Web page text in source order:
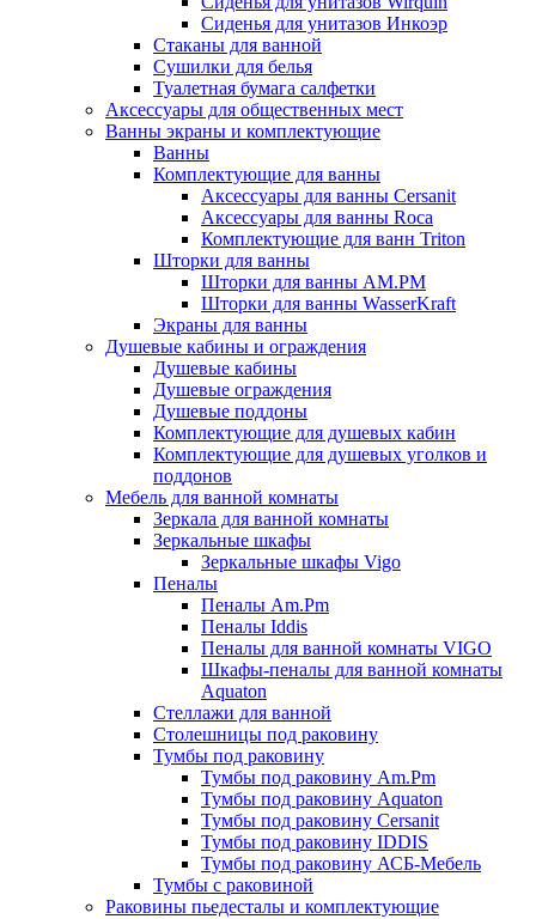
Сиденья для унитазов Инкоэр
Стаканы для ванной
Сушилки для белья
Туалетная бумага салфетки
Аксессуары для общественных мест
Ванны экраны и комплектующие
Ванны
Комплектующие для ванны
Аксессуары для ванны Cersanit
Аксессуары для ванны Roca
Комплектующие для ванн Triton
Шторки для ванны
Шторки для ванны AM.PM
Шторки для ванны WasserKraft
Экраны для ванны
Душевые кабины и ограждения
Душевые кабины
Душевые ограждения
Душевые поддоны
Комплектующие для душевых кабин
Комплектующие для душевых уголков и
поддонов
Мебель для ванной комнаты
Зеркала для ванной комнаты
Зеркальные шкафы
Зеркальные шкафы Vigo
Пеналы
Пеналы Am.Pm
Пеналы Iddis
Пеналы для ванной комнаты VIGO
Шкафы-пеналы для ванной комнаты
Aquaton
Стеллажи для ванной
Столешницы под раковину
Тумбы под раковину
Тумбы под раковину Am.Pm
Тумбы под раковину Aquaton
Тумбы под раковину Cersanit
Тумбы под раковину IDDIS
Тумбы под раковину АСБ-Мебель
Тумбы с раковиной
Раковины пьедесталы и комплектующие